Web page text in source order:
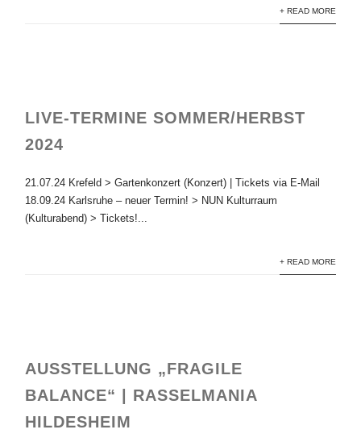
+ READ MORE
LIVE-TERMINE SOMMER/HERBST
2024
21.07.24 Krefeld > Gartenkonzert (Konzert) | Tickets via E-Mail
18.09.24 Karlsruhe – neuer Termin! > NUN Kulturraum
(Kulturabend) > Tickets!...
+ READ MORE
AUSSTELLUNG „FRAGILE
BALANCE“ | RASSELMANIA
HILDESHEIM